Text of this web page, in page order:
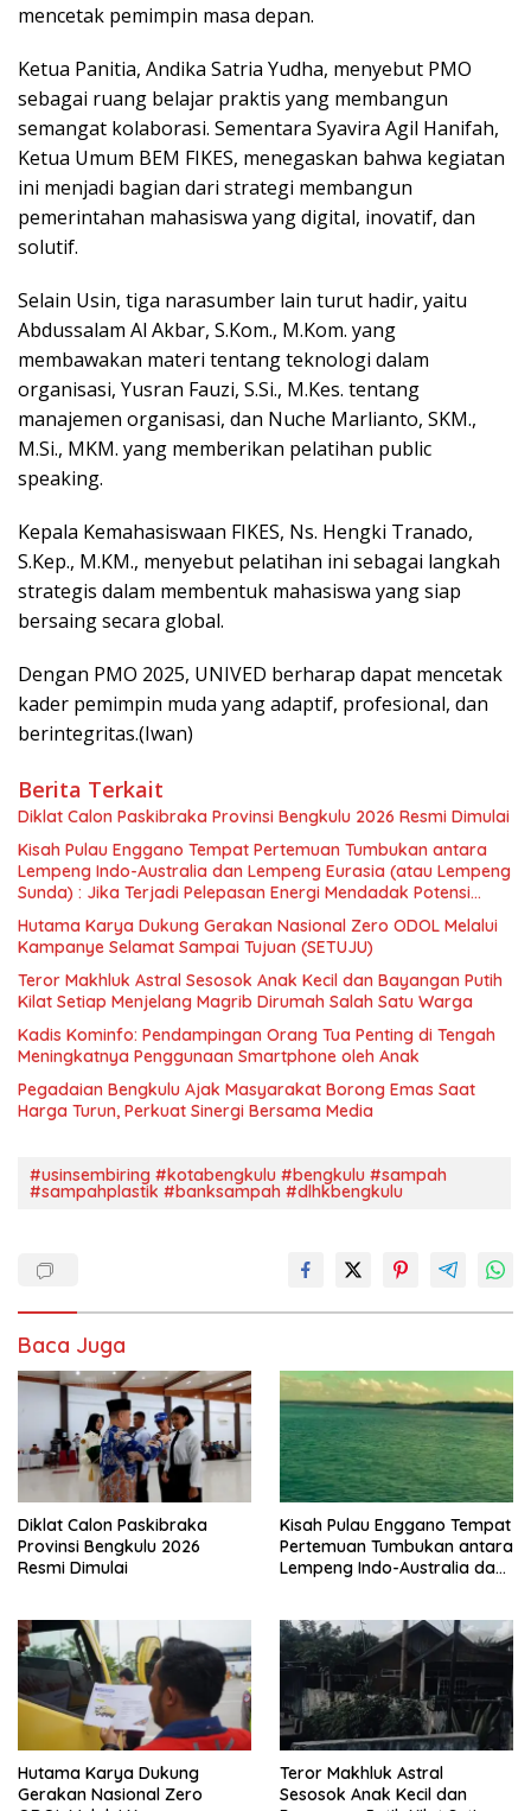
mencetak pemimpin masa depan.
Ketua Panitia, Andika Satria Yudha, menyebut PMO
sebagai ruang belajar praktis yang membangun
semangat kolaborasi. Sementara Syavira Agil Hanifah,
Ketua Umum BEM FIKES, menegaskan bahwa kegiatan
ini menjadi bagian dari strategi membangun
pemerintahan mahasiswa yang digital, inovatif, dan
solutif.
Selain Usin, tiga narasumber lain turut hadir, yaitu
Abdussalam Al Akbar, S.Kom., M.Kom. yang
membawakan materi tentang teknologi dalam
organisasi, Yusran Fauzi, S.Si., M.Kes. tentang
manajemen organisasi, dan Nuche Marlianto, SKM.,
M.Si., MKM. yang memberikan pelatihan public
speaking.
Kepala Kemahasiswaan FIKES, Ns. Hengki Tranado,
S.Kep., M.KM., menyebut pelatihan ini sebagai langkah
strategis dalam membentuk mahasiswa yang siap
bersaing secara global.
Dengan PMO 2025, UNIVED berharap dapat mencetak
kader pemimpin muda yang adaptif, profesional, dan
berintegritas.(Iwan)
Berita Terkait
Diklat Calon Paskibraka Provinsi Bengkulu 2026 Resmi Dimulai
Kisah Pulau Enggano Tempat Pertemuan Tumbukan antara
Lempeng Indo-Australia dan Lempeng Eurasia (atau Lempeng
Sunda) : Jika Terjadi Pelepasan Energi Mendadak Potensi
Gempa 8.4 SR dan Picu Tsunami 15 Meter
Hutama Karya Dukung Gerakan Nasional Zero ODOL Melalui
Kampanye Selamat Sampai Tujuan (SETUJU)
Teror Makhluk Astral Sesosok Anak Kecil dan Bayangan Putih
Kilat Setiap Menjelang Magrib Dirumah Salah Satu Warga
Kadis Kominfo: Pendampingan Orang Tua Penting di Tengah
Meningkatnya Penggunaan Smartphone oleh Anak
Pegadaian Bengkulu Ajak Masyarakat Borong Emas Saat
Harga Turun, Perkuat Sinergi Bersama Media
#usinsembiring #kotabengkulu #bengkulu #sampah
#sampahplastik #banksampah #dlhkbengkulu
Baca Juga
Diklat Calon Paskibraka
Provinsi Bengkulu 2026
Resmi Dimulai
Kisah Pulau Enggano Tempat
Pertemuan Tumbukan antara
Lempeng Indo-Australia dan
Terjadi Pelepasan Energi
Mendadak Potensi Gempa
8.4 SR dan Picu Tsunami 15
Meter
Hutama Karya Dukung
Gerakan Nasional Zero
Teror Makhluk Astral
Sesosok Anak Kecil dan